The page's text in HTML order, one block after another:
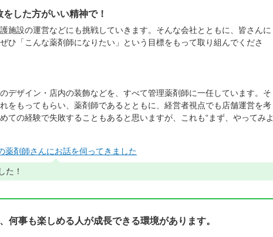
した方がいい精神で！
施設の運営などにも挑戦していきます。そんな会社とともに、皆さんに
ひ「こんな薬剤師になりたい」という目標をもって取り組んでくださ
デザイン・店内の装飾などを、すべて管理薬剤師に一任しています。そ
をもってもらい、薬剤師であるとともに、経営者視点でも店舗運営を考
ての経験で失敗することもあると思いますが、これも“まず、やってみよ
薬剤師さんにお話を伺ってきました
た！
何事も楽しめる人が成長できる環境があります。